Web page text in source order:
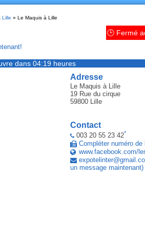
Lille » Le Maquis à Lille
🕒 Fermé
dans 04:19 heures
Adresse
Le Maquis à Lille
19 Rue du cirque
59800 Lille
Contact
003 20 55 23 42*
Compléter numéro de
www.facebook.com/
expotelinter@gmail .
un message maintenant)